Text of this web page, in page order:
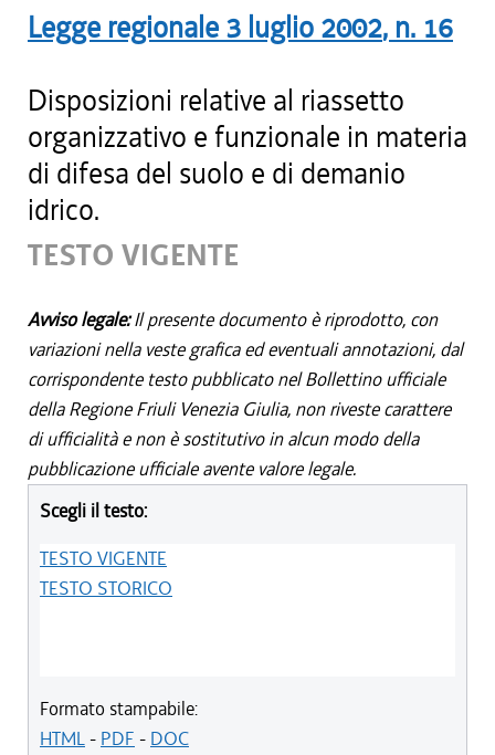
Legge regionale 3 luglio 2002, n. 16
Disposizioni relative al riassetto
organizzativo e funzionale in materia
di difesa del suolo e di demanio
idrico.
TESTO VIGENTE
Avviso legale:Il presente documento è riprodotto, con
variazioni nella veste grafica ed eventuali annotazioni, dal
corrispondente testo pubblicato nel Bollettino ufficiale
della Regione Friuli Venezia Giulia, non riveste carattere
di ufficialità e non è sostitutivo in alcun modo della
pubblicazione ufficiale avente valore legale.
Scegli il testo:
TESTO VIGENTE
TESTO STORICO
Formato stampabile:
HTML- PDF - DOC